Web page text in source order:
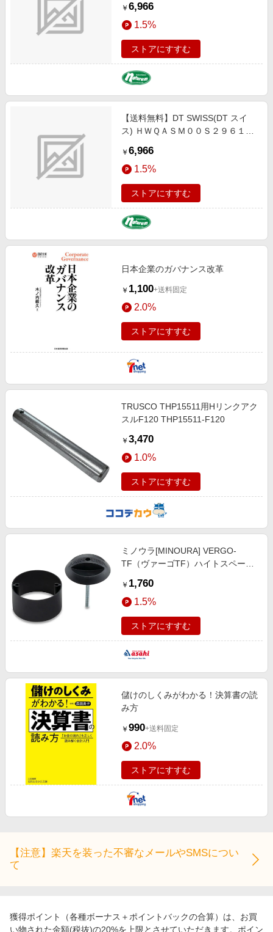
￥ 6,966
1.5%
ストアにすすむ
【送料無料】DT SWISS(DT スイ
ス) ＨＷＱＡＳＭ００Ｓ２９６１Ｓ
￥ 6,966
1.5%
ストアにすすむ
日本企業のガバナンス改革
￥ 1,100+送料固定
2.0%
ストアにすすむ
TRUSCO THP15511用Hリンクアク
スルF120 THP15511-F120
￥ 3,470
1.0%
ストアにすすむ
ミノウラ[MINOURA] VERGO-
TF（ヴァーゴTF）ハイトスペーサ
￥ 1,760
1.5%
ストアにすすむ
儲けのしくみがわかる！決算書の読
み方
￥ 990+送料固定
2.0%
ストアにすすむ
【注意】楽天を装った不審なメールやSMSについ
て
獲得ポイント（各種ボーナス＋ポイントバックの合算）は、お買
い物された金額(税抜)の20%を上限とさせていただきます。ポイン